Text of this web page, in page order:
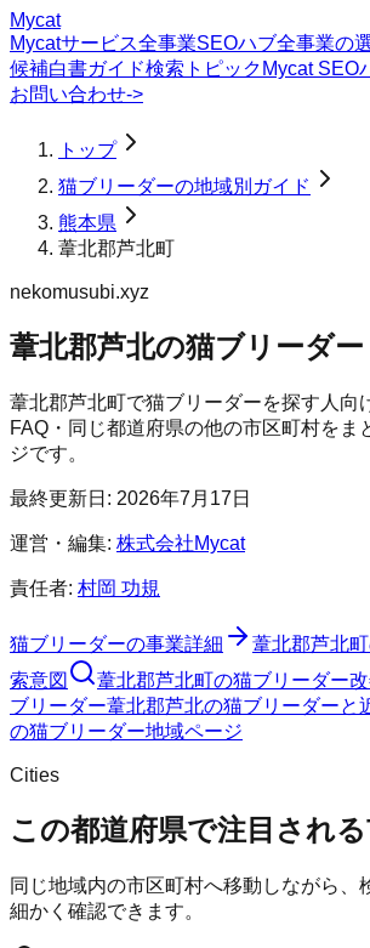
Mycat
Mycatサービス全事業SEOハブ全事業の
候補白書ガイド検索トピック Mycat SEO
お問い合わせ->
トップ
猫ブリーダーの地域別ガイド
熊本県
葦北郡芦北町
nekomusubi.xyz
葦北郡芦北の猫ブリーダー
葦北郡芦北町で猫ブリーダーを探す人向
FAQ・同じ都道府県の他の市区町村をま
ジです。
最終更新日: 2026年7月17日
運営・編集: 株式会社Mycat
責任者: 村岡 功規
猫ブリーダーの事業詳細 葦北郡芦北町
索意図
葦北郡芦北町の猫ブリーダー
ブリーダー葦北郡芦北の猫ブリーダーと
の猫ブリーダー地域ページ
Cities
この都道府県で注目され
同じ地域内の市区町村へ移動しながら、
細かく確認できます。